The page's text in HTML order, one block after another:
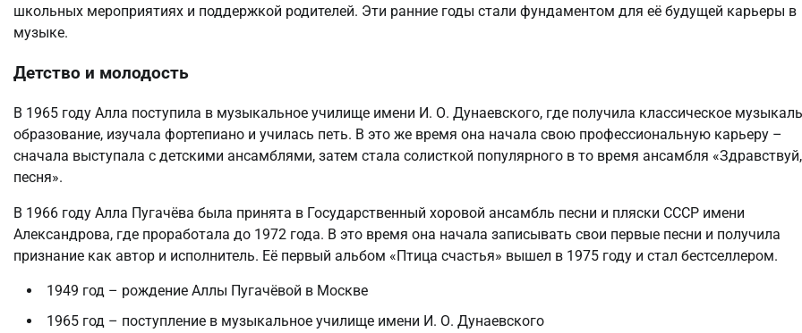
школьных мероприятиях и поддержкой родителей. Эти ранние годы стали фундаментом для её будущей карьеры в
музыке.
Детство и молодость
В 1965 году Алла поступила в музыкальное училище имени И. О. Дунаевского, где получила классическое
образование, изучала фортепиано и училась петь. В это же время она начала свою профессиональную карьеру –
сначала выступала с детскими ансамблями, затем стала солисткой популярного в то время ансамбля «Здравствуй,
песня».
В 1966 году Алла Пугачёва была принята в Государственный хоровой ансамбль песни и пляски СССР имени
Александрова, где проработала до 1972 года. В это время она начала записывать свои первые песни и получила
признание как автор и исполнитель. Её первый альбом «Птица счастья» вышел в 1975 году и стал бестселлером.
1949 год – рождение Аллы Пугачёвой в Москве
1965 год – поступление в музыкальное училище имени И. О. Дунаевского